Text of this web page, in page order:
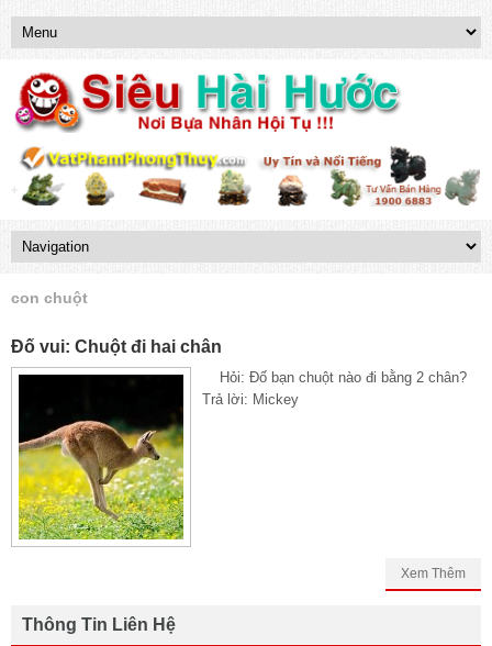
con chuột
Đố vui: Chuột đi hai chân
Hỏi: Đố bạn chuột nào đi bằng 2 chân?
Trả lời: Mickey
Xem Thêm
Thông Tin Liên Hệ